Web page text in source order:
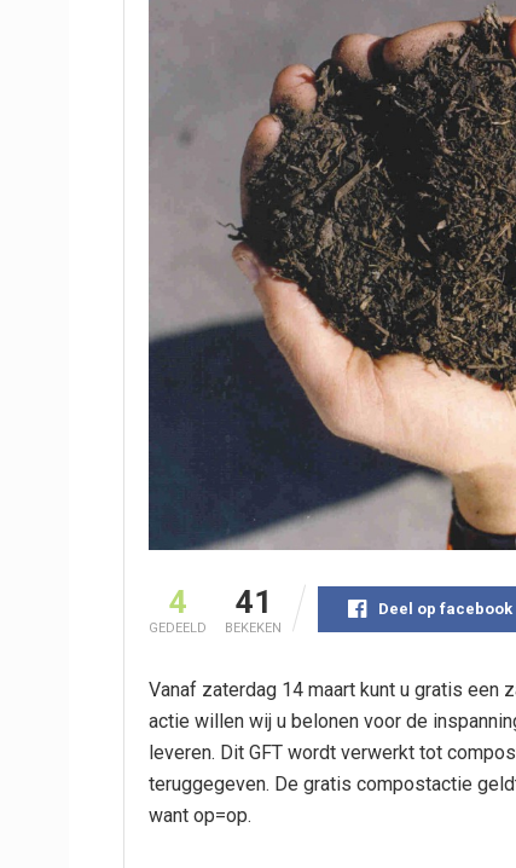
4
GEDEELD
41
BEKEKEN
Deel op facebook
Vanaf zaterdag 14 maart kunt u gratis een
actie willen wij u belonen voor de
leveren. Dit GFT wordt verwerkt tot
teruggegeven. De gratis compostactie
want op=op.